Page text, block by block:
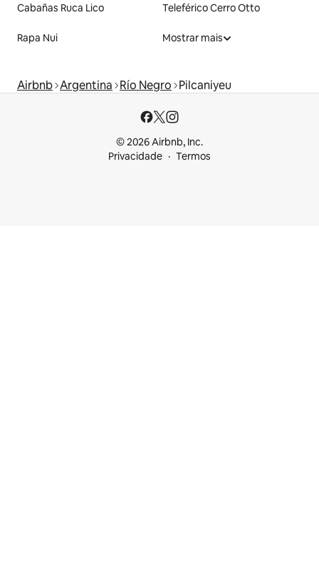
Cabañas Ruca Lico Teleférico Cerro Otto
Rapa Nui Mostrar mais
Airbnb Argentina Río Negro Pilcaniyeu
© 2026 Airbnb, Inc.
Privacidade
Termos